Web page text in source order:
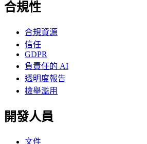
合規性
合規資源
信任
GDPR
負責任的 AI
透明度報告
檢舉濫用
開發人員
文件